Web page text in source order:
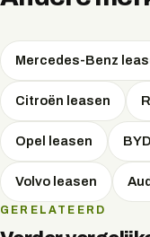
Mercedes-Benz
Citroën leasen
Opel leasen BYD
Volvo leasen
GERELATEERD